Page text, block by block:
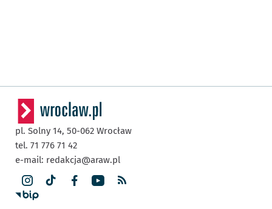
pl. Solny 14, 50-062 Wrocław
tel. 71 776 71 42
e-mail: redakcja@araw.pl